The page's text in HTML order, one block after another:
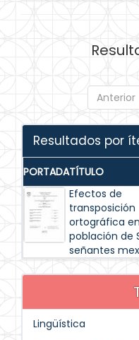
Anterior
Resultados por
PORTADATÍTULO
Efectos de
transposición
ortográfica
población de
señantes
Lingüística